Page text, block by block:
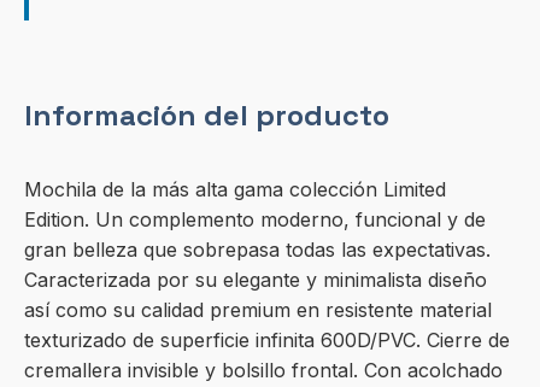
Información del producto
Mochila de la más alta gama colección Limited
Edition. Un complemento moderno, funcional y de
gran belleza que sobrepasa todas las expectativas.
Caracterizada por su elegante y minimalista diseño
así como su calidad premium en resistente material
texturizado de superficie infinita 600D/PVC. Cierre de
cremallera invisible y bolsillo frontal. Con acolchado